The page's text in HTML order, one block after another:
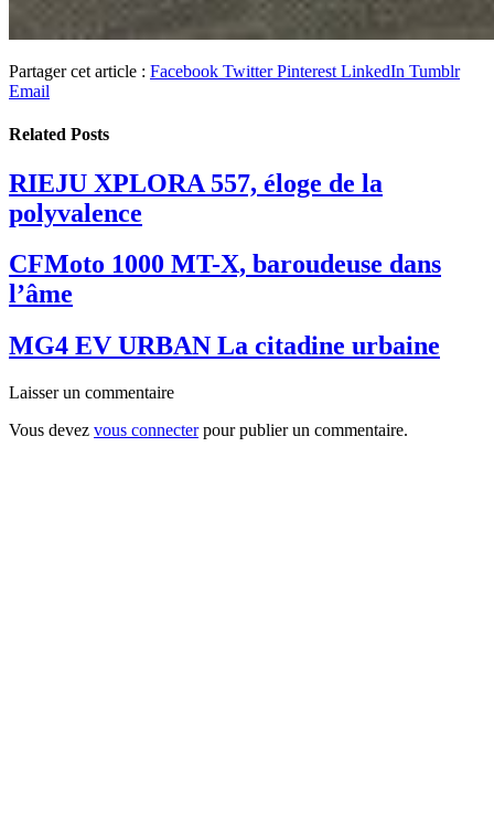
Partager cet article : Facebook Twitter Pinterest LinkedIn Tumblr
Email
Related Posts
RIEJU XPLORA 557, éloge de la
polyvalence
CFMoto 1000 MT-X, baroudeuse dans
l’âme
MG4 EV URBAN La citadine urbaine
Laisser un commentaire
Vous devez vous connecterpour publier un commentaire.